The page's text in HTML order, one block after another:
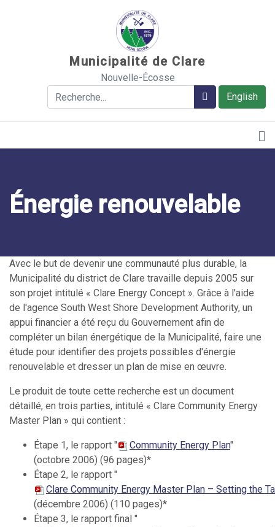
Municipalité de Clare
Nouvelle-Écosse
English
Rechercher Rechercher
Énergie renouvelable
Avec le but de devenir une communauté plus durable, la
Municipalité du district de Clare travaille depuis 2005 sur
son projet intitulé « Clare Energy Concept ». Grâce à l'aide
de l'agence South West Shore Development Authority, un
appui financier a été reçu du Gouvernement afin de
compléter un bilan énergétique de la Municipalité, faire une
étude pour identifier des projets possibles d'énergie
renouvelable et dresser un plan de mise en œuvre.
Le produit de toute cette recherche est un document
détaillé, en trois parties, intitulé « Clare Community Energy
Master Plan » qui contient :
Étape 1, le rapport " Community Energy Plan"
(octobre 2006) (96 pages)*
Étape 2, le rapport "
Clare Community Energy Master Plan – Setting the
(décembre 2006) (110 pages)*
Étape 3, le rapport final "